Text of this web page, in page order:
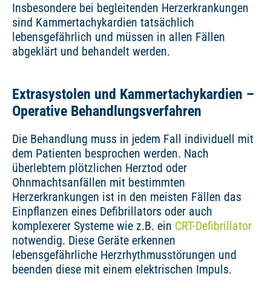
Insbesondere bei begleitenden Herzerkrankungen
sind Kammertachykardien tatsächlich
lebensgefährlich und müssen in allen Fällen
abgeklärt und behandelt werden.
Extrasystolen und Kammertachykardien –
Operative Behandlungsverfahren
Die Behandlung muss in jedem Fall individuell mit
dem Patienten besprochen werden. Nach
überlebtem plötzlichen Herztod oder
Ohnmachtsanfällen mit bestimmten
Herzerkrankungen ist in den meisten Fällen das
Einpflanzen eines Defibrillators oder auch
komplexerer Systeme wie z.B. ein CRT-Defibrillator
notwendig. Diese Geräte erkennen
lebensgefährliche Herzrhythmusstörungen und
beenden diese mit einem elektrischen Impuls.